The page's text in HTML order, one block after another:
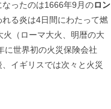
ったのは1666年9月のロン
る炎は4日間にわたって燃
火（ローマ大火、明暦の大
に世界初の火災保険会社
イギリスでは次々と火災